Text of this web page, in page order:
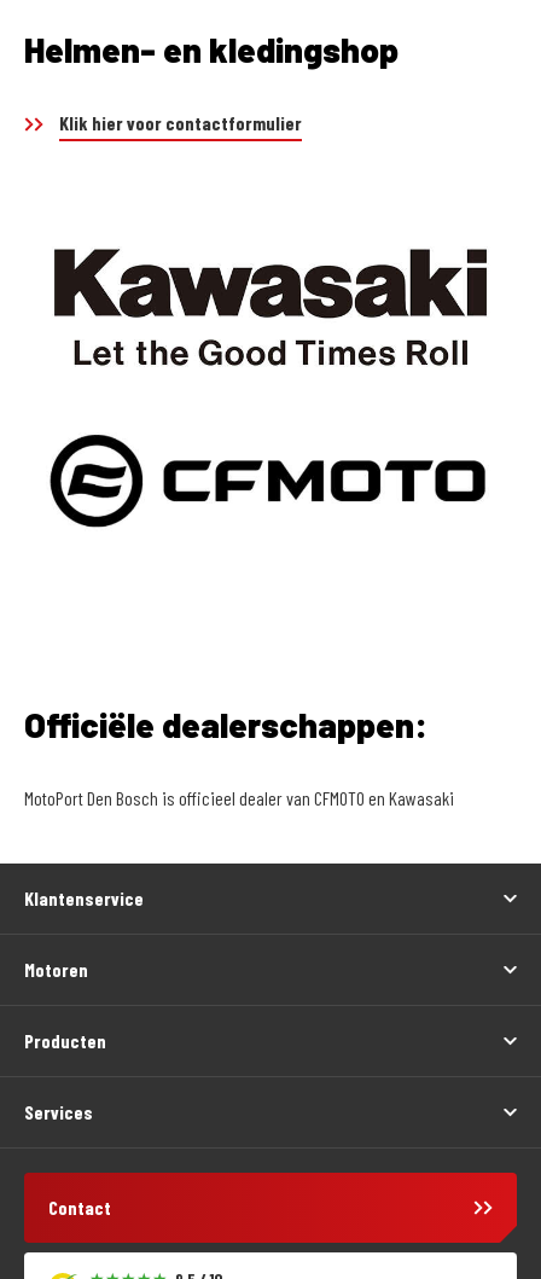
Helmen- en kledingshop
Klik hier voor contactformulier
Officiële dealerschappen:
MotoPort Den Bosch is officieel dealer van CFMOTO en Kawasaki
Klantenservice
Motoren
Producten
Services
Contact